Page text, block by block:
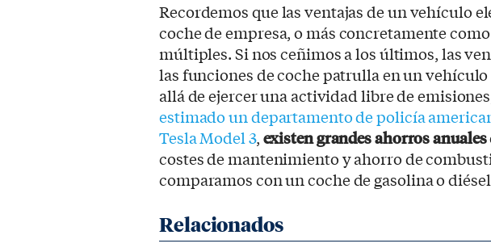
Recordemos que las ventajas de un vehículo
coche de empresa, o más concretamente
múltiples. Si nos ceñimos a los últimos, las
las funciones de coche patrulla en un
allá de ejercer una actividad libre de
estimado un departamento de policía
Tesla Model 3,existen grandes ahorros anuales
costes de mantenimiento y ahorro de
comparamos con un coche de gasolina o